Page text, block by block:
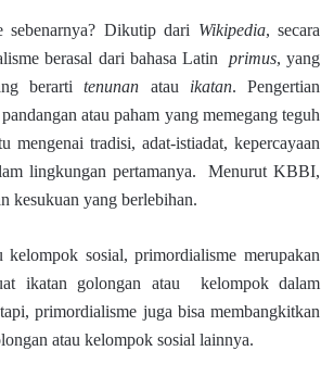
Dikutip dari Wikipedia, secara
berasal dari bahasa Latin primus, yang
berartitenunan atau ikatan. Pengertian
atau paham yang memegang teguh
tradisi, adat-istiadat, kepercayaan
lingkungan pertamanya. Menurut KBBI,
kesukuan yang berlebihan.
kelompok sosial, primordialisme merupakan
ikatan golongan atau kelompok dalam
primordialisme juga bisa membangkitkan
atau kelompok sosial lainnya.